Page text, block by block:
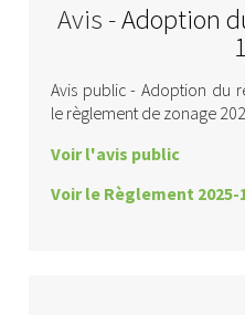
Avis -Adoption
Avis public - Adoption du
le règlement de zonage
Voir l'avis public
Voir le Règlement 2025-